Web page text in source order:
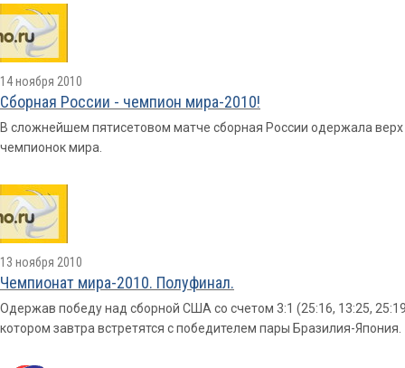
14 ноября 2010
Сборная России - чемпион мира-2010!
В сложнейшем пятисетовом матче сборная России одержала
чемпионок мира.
13 ноября 2010
Чемпионат мира-2010. Полуфинал.
Одержав победу над сборной США со счетом 3:1 (25:16, 13:25,
котором завтра встретятся с победителем пары Бразилия-Япония.